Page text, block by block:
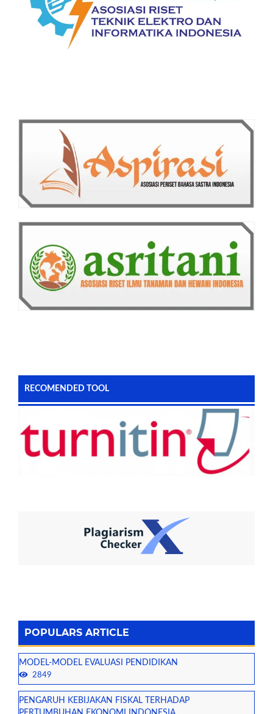
RECOMENDED TOOL
POPULARS ARTICLE
MODEL-MODEL EVALUASI PENDIDIKAN
2849
PENGARUH KEBIJAKAN FISKAL TERHADAP